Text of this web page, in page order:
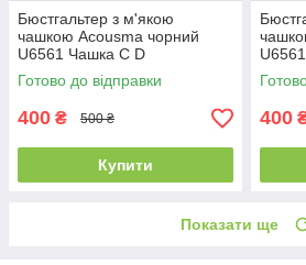
Бюстгальтер з м'якою
чашкою Acousma чорний
U6561 Чашка C D
Готово до відправки
400 ₴ 500 ₴
Купити
400
Показати ще